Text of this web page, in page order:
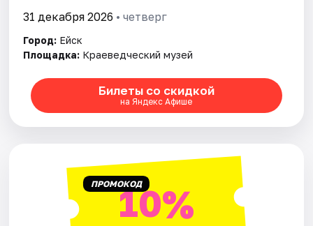
31 декабря 2026 • четверг
Город: Ейск
Площадка: Краеведческий музей
Билеты со скидкой
на Яндекс Афише
ПРОМОКОД10%